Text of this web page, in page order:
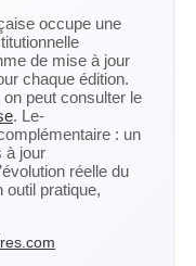
occupe une
de mise à jour
chaque édition.
peut consulter le
. Le-
: un
à jour
réelle du
outil pratique,